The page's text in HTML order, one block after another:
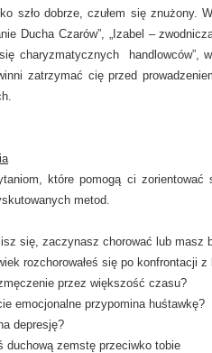
szło dobrze, czułem się znużony.
Ducha Czarów”, „Izabel –
charyzmatycznych handlowców”,
zatrzymać cię przed
które pomogą ci
metod.
się, zaczynasz chorować lub masz
rozchorowałeś się po konfrontacji
przez większość czasu?
emocjonalne przypomina huśtawkę?
depresję?
duchową zemstę przeciwko tobie